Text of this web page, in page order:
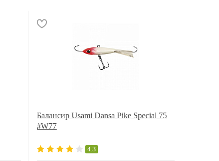
Балансир Usami Dansa Pike Special 75
#W77
4.3